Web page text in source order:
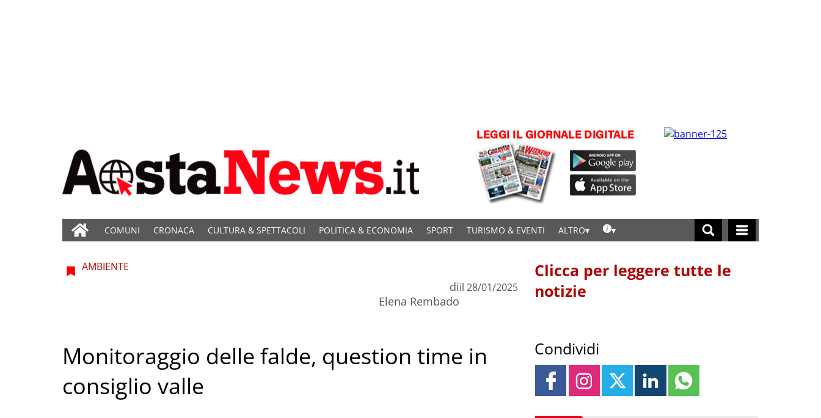
COMUNI CRONACA CULTURA & SPETTACOLI POLITICA & ECONOMIA SPORT TURISMO & EVENTI ALTRO
AMBIENTE
di
Elena Rembado
il 28/01/2025
Monitoraggio delle falde, question time in
consiglio valle
Clicca per leggere tutte le
notizie
Condividi